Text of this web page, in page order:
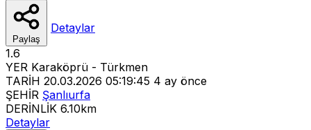
Paylaş
Detaylar
1.6
YER Karaköprü - Türkmen
TARİH 20.03.2026 05:19:45 4 ay önce
ŞEHİR Şanlıurfa
DERİNLİK 6.10km
Detaylar